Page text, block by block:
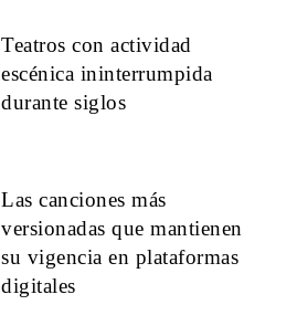
Teatros con actividad
escénica ininterrumpida
durante siglos
Las canciones más
versionadas que mantienen
su vigencia en plataformas
digitales